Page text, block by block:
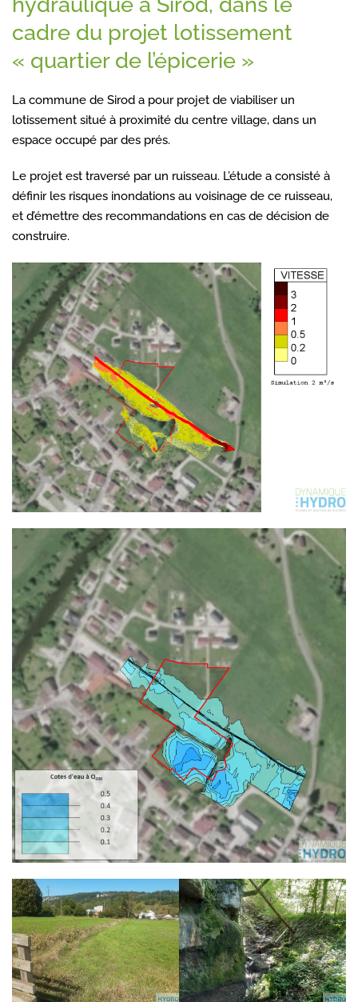
cadre du projet lotissement
« quartier de l’épicerie »
La commune de Sirod a pour projet de viabiliser un
lotissement situé à proximité du centre village, dans un
espace occupé par des prés.
Le projet est traversé par un ruisseau. L’étude a consisté à
définir les risques inondations au voisinage de ce ruisseau,
et d’émettre des recommandations en cas de décision de
construire.